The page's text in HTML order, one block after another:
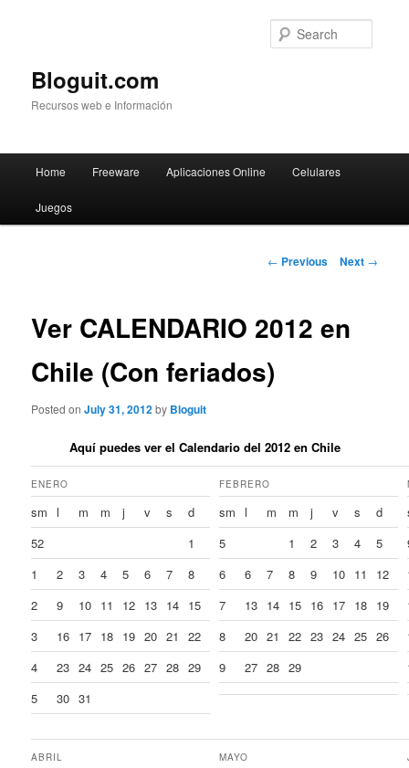
Bloguit.com
Recursos web e Información
Skip
to
Home Freeware Aplicaciones Online Celulares
Juegos
Post
← Previous Next →
Ver CALENDARIO 2012 en
Chile (Con feriados)
Posted onJuly 31, 2012by Bloguit
Aquí puedes ver el Calendario del 2012 en Chile
ENERO
sm l m m j v s
d
52
1
1
2 3 4 5 6 7
8
2
9 10 11 12 13 14 15
3
16 17 18 19 20 21
22
4
23 24 25 26 27 28 29
5
30 31
FEBRERO
sm l m m j v s
d
5
1 2 3 4
5
6
6 7 8 9 10 11
12
7
13 14 15 16 17 18 19
8
20 21 22 23 24 25 26
9
27 28 29
ABRIL MAYO